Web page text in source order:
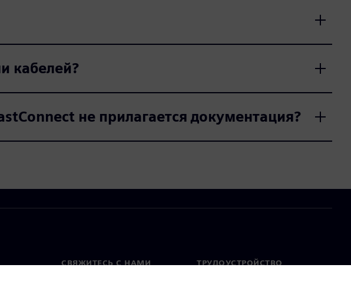
кабелей?
не прилагается документация?
СВЯЖИТЕСЬ С НАМИ ТРУДОУСТРОЙСТВО